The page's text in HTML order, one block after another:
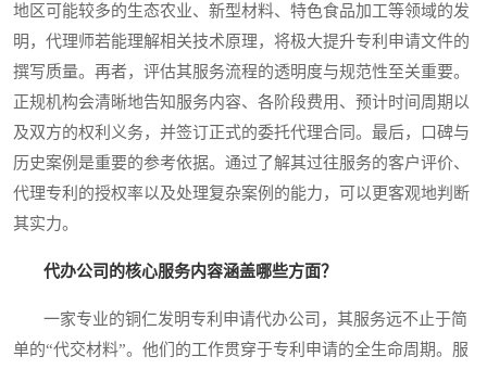
地区可能较多的生态农业、新型材料、特色食品加工等领域的发
明，代理师若能理解相关技术原理，将极大提升专利申请文件的
撰写质量。再者，评估其服务流程的透明度与规范性至关重要。
正规机构会清晰地告知服务内容、各阶段费用、预计时间周期以
及双方的权利义务，并签订正式的委托代理合同。最后，口碑与
历史案例是重要的参考依据。通过了解其过往服务的客户评价、
代理专利的授权率以及处理复杂案例的能力，可以更客观地判断
其实力。
代办公司的核心服务内容涵盖哪些方面？
一家专业的铜仁发明专利申请代办公司，其服务远不止于简
单的“代交材料”。他们的工作贯穿于专利申请的全生命周期。服